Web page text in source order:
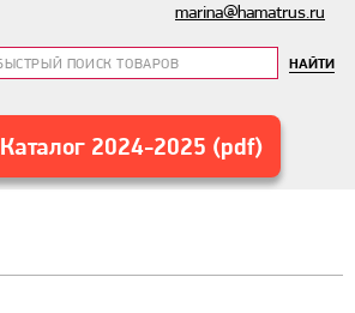
marina@hamatrus.ru
НАЙТИ
Каталог 2024-2025 (pdf)